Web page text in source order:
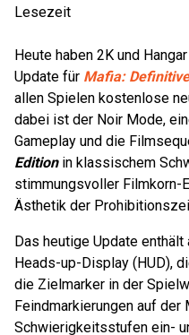
Lesezeit
Heute haben 2K und
Update für Mafia:
allen Spielen kostenlose
dabei ist der Noir Mode,
Gameplay und die
Edition in klassischem
stimmungsvoller Filmkorn-
Ästhetik der
Das heutige Update
Heads-up-Display (HUD),
die Zielmarker in der
Feindmarkierungen auf der
Schwierigkeitsstufen ein-